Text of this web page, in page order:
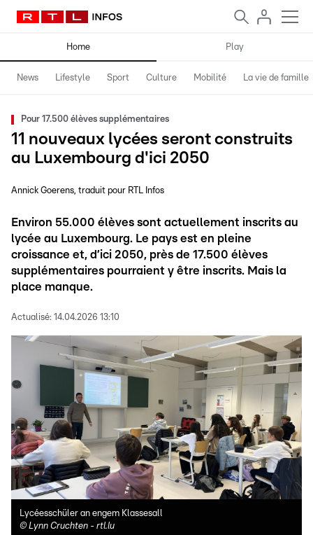
Home Play
News Lifestyle Sport Culture Mobilité La vie de famille
Pour 17.500 élèves supplémentaires
11 nouveaux lycées seront construits
au Luxembourg d'ici 2050
Annick Goerens traduit pour RTL Infos
Environ 55.000 élèves sont actuellement inscrits au
lycée au Luxembourg. Le pays est en pleine
croissance et, d’ici 2050, près de 17.500 élèves
supplémentaires pourraient y être inscrits. Mais la
place manque.
Actualisé: 14.04.2026 13:10
Lycéesschüler an engem Klassesall
© Lynn Cruchten - rtl.lu